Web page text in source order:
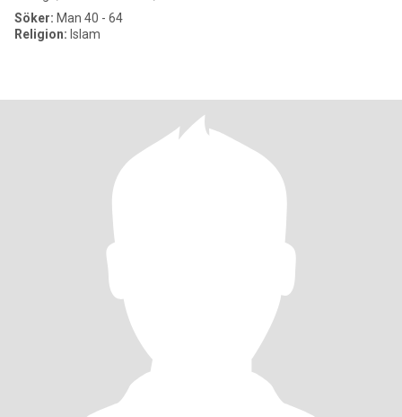
Söker: Man 40 - 64
Religion: Islam